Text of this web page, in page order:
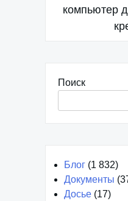
компьютер
Поиск
Блог (1 832)
Документы
Досье (17)